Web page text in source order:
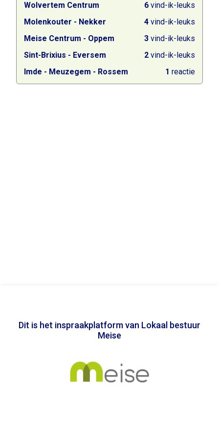
Wolvertem Centrum 6 vind-ik-leuks
Molenkouter - Nekker
4 vind-ik-leuks
Meise Centrum - Oppem
3 vind-ik-leuks
Sint-Brixius - Eversem
2 vind-ik-leuks
Imde - Meuzegem - Rossem
1 reactie
Dit is het inspraakplatform van Lokaal bestuur
Meise